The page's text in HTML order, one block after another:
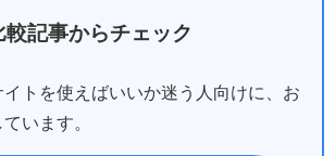
較記事からチェック
イトを使えばいいか迷う人向けに、お
います。